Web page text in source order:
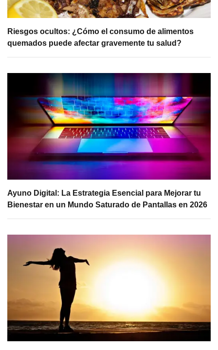
Riesgos ocultos: ¿Cómo el consumo de alimentos
quemados puede afectar gravemente tu salud?
Ayuno Digital: La Estrategia Esencial para Mejorar tu
Bienestar en un Mundo Saturado de Pantallas en 2026